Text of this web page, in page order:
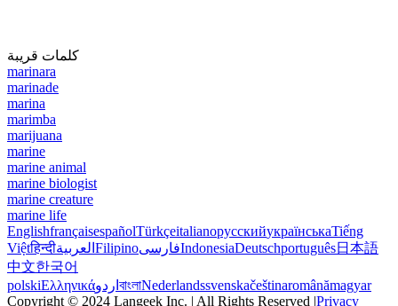
كلمات قريبة
marinara
marinade
marina
marimba
marijuana
marine
marine animal
marine biologist
marine creature
marine life
EnglishfrançaisespañolTürkçeitalianoрусскийукраїнськаTiếng
Việtहिन्दीالعربية FilipinoفارسیIndonesiaDeutschportuguês日本語
中文한국어
polskiΕλληνικάاردو বাংলাNederlandssvenskačeštinaromânămagyar
Copyright © 2024 Langeek Inc. | All Rights Reserved |Privacy